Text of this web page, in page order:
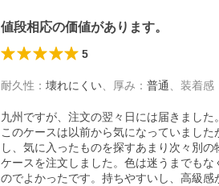
値段相応の価値があります。
5
耐久性 ： 壊れにくい 厚み ： 普通 装着感
九州ですが、注文の翌々日には届きました
このケースは以前から気になっていまし
し、気に入ったものを探すあまり次々別
ケースを注文しました。色は迷うまでも
のでよかったです。持ちやすいし、高級